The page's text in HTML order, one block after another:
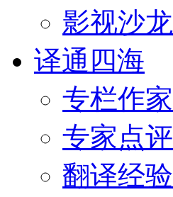
影视沙龙
译通四海
专栏作家
专家点评
翻译经验